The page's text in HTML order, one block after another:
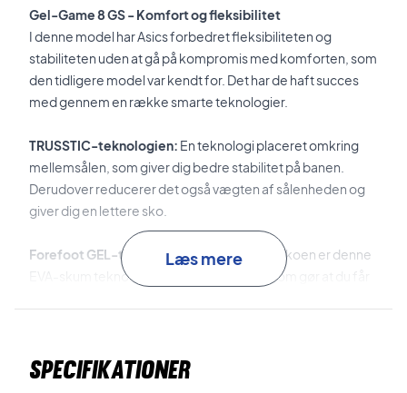
Gel-Game 8 GS - Komfort og fleksibilitet
I denne model har Asics forbedret fleksibiliteten og
stabiliteten uden at gå på kompromis med komforten, som
den tidligere model var kendt for. Det har de haft succes
med gennem en række smarte teknologier.
TRUSSTIC-teknologien: En teknologi placeret omkring
mellemsålen, som giver dig bedre stabilitet på banen.
Derudover reducerer det også vægten af sålenheden og
giver dig en lettere sko.
Forefoot GEL-teknologi:På Gel-Game 8 skoen er denne
EVA-skum teknologi placeret i forfoden, som gør at du får
Skoen er perfekt til dig som for nyligt er startet på din
Læs mere
Specifikationer